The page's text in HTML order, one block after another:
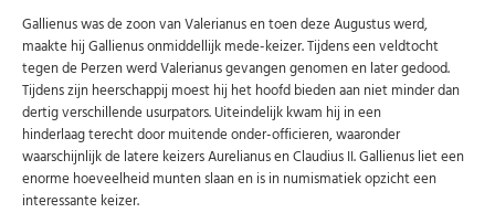
Nederlands English
U kunt zich op elk moment weer afmelden via de nieuwsbrief.
Uw gegevens worden niet gedeeld met derden
Gallienus was de zoon van Valerianus en toen deze Augustus werd,
maakte hij Gallienus onmiddellijk mede-keizer. Tijdens een veldtocht
tegen de Perzen werd Valerianus gevangen genomen en later gedood.
Tijdens zijn heerschappij moest hij het hoofd bieden aan niet minder dan
dertig verschillende usurpators. Uiteindelijk kwam hij in een
hinderlaag terecht door muitende onder-officieren, waaronder
waarschijnlijk de latere keizers Aurelianus en Claudius II. Gallienus liet een
enorme hoeveelheid munten slaan en is in numismatiek opzicht een
interessante keizer.